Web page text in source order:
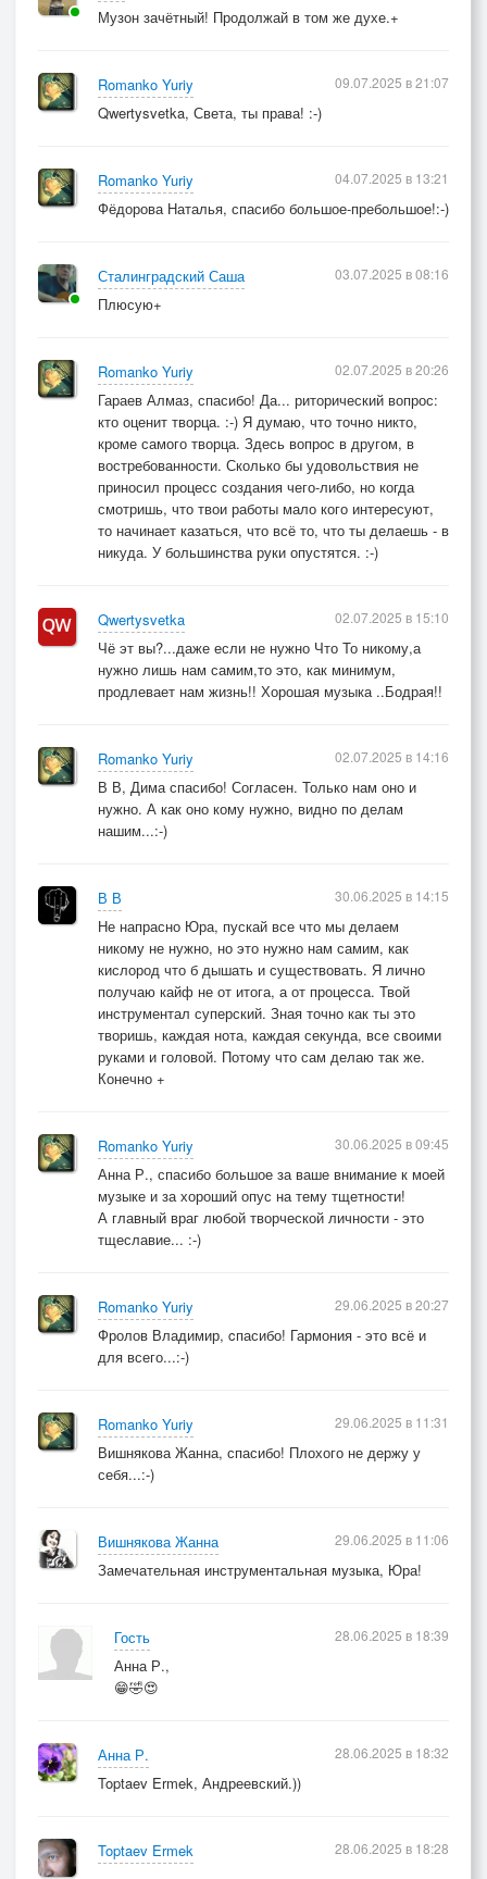
Музон зачётный! Продолжай в том же духе.+
Romanko Yuriy
Qwertysvetka, Света, ты права! :-)
09.07.2025 в 21:07
Romanko Yuriy
Фёдорова Наталья, спасибо большое-пребольшое!:-)
04.07.2025 в 13:21
Сталинградский Саша
Плюсую+
03.07.2025 в 08:16
Romanko Yuriy
Гараев Алмаз, спасибо! Да... риторический вопрос:
кто оценит творца. :-) Я думаю, что точно никто,
кроме самого творца. Здесь вопрос в другом, в
востребованности. Сколько бы удовольствия не
приносил процесс создания чего-либо, но когда
смотришь, что твои работы мало кого интересуют,
то начинает казаться, что всё то, что ты делаешь - в
никуда. У большинства руки опустятся. :-)
02.07.2025 в 20:26
Qwertysvetka
Чё эт вы?...даже если не нужно Что То никому,а
нужно лишь нам самим,то это, как минимум,
продлевает нам жизнь!! Хорошая музыка ..Бодрая!!
02.07.2025 в 15:10
Romanko Yuriy
В В, Дима спасибо! Согласен. Только нам оно и
нужно. А как оно кому нужно, видно по делам
нашим...:-)
02.07.2025 в 14:16
В В
Не напрасно Юра, пускай все что мы делаем
никому не нужно, но это нужно нам самим, как
кислород что б дышать и существовать. Я лично
получаю кайф не от итога, а от процесса. Твой
инструментал суперский. Зная точно как ты это
творишь, каждая нота, каждая секунда, все своими
руками и головой. Потому что сам делаю так же.
Конечно +
30.06.2025 в 14:15
Romanko Yuriy
Анна Р., спасибо большое за ваше внимание к моей
музыке и за хороший опус на тему тщетности!
А главный враг любой творческой личности - это
тщеславие... :-)
30.06.2025 в 09:45
Romanko Yuriy
Фролов Владимир, cпасибо! Гармония - это всё и
для всего...:-)
29.06.2025 в 20:27
Romanko Yuriy
Вишнякова Жанна, спасибо! Плохого не держу у
себя...:-)
29.06.2025 в 11:31
Вишнякова Жанна
Замечательная инструментальная музыка, Юра!
29.06.2025 в 11:06
Гость
Анна Р.,
😁🤣😍
28.06.2025 в 18:39
Анна Р.
Toptaev Ermek, Андреевский.))
28.06.2025 в 18:32
Toptaev Ermek 28.06.2025 в 18:28